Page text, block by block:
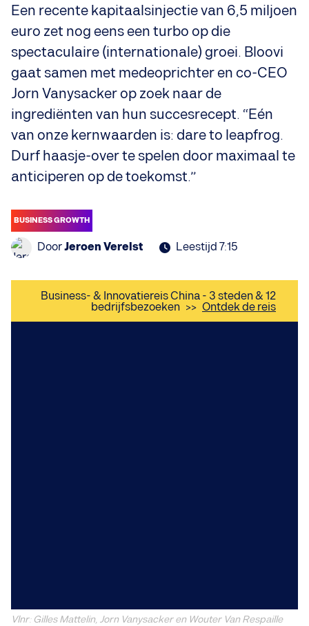
Een recente kapitaalsinjectie van 6,5 miljoen
euro zet nog eens een turbo op die
spectaculaire (internationale) groei. Bloovi
gaat samen met medeoprichter en co-CEO
Jorn Vanysacker op zoek naar de
ingrediënten van hun succesrecept. “Eén
van onze kernwaarden is: dare to leapfrog.
Durf haasje-over te spelen door maximaal te
anticiperen op de toekomst.”
BUSINESS GROWTH
DoorJeroen Verelst Leestijd 7:15
Business- & Innovatiereis China - 3 steden & 12
bedrijfsbezoeken >> Ontdek de reis
Vlnr: Gilles Mattelin, Jorn Vanysacker en Wouter Van Respaille